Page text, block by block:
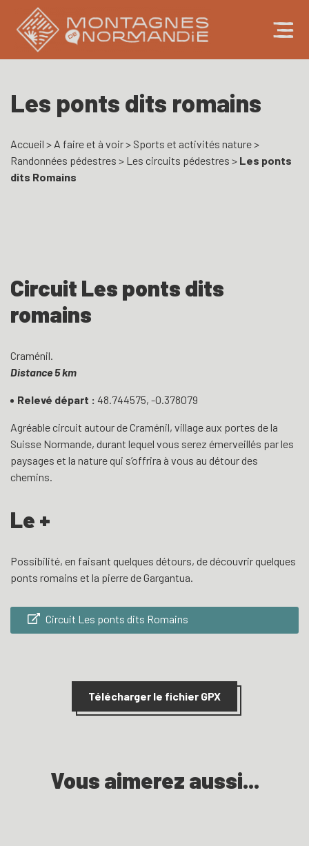
Les ponts dits romains
Accueil > A faire et à voir> Sports et activités nature>
Randonnées pédestres > Les circuits pédestres > Les ponts
dits Romains
Circuit Les ponts dits
romains
Craménil.
Distance 5 km
Relevé départ : 48.744575, -0.378079
Agréable circuit autour de Craménil, village aux portes de la
Suisse Normande, durant lequel vous serez émerveillés par les
paysages et la nature qui s’offrira à vous au détour des
chemins.
Le +
Possibilité, en faisant quelques détours, de découvrir quelques
ponts romains et la pierre de Gargantua.
Circuit Les ponts dits Romains
Télécharger le fichier GPX
Vous aimerez aussi...